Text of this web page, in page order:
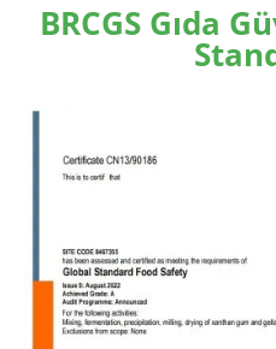
BRCGS Gıda